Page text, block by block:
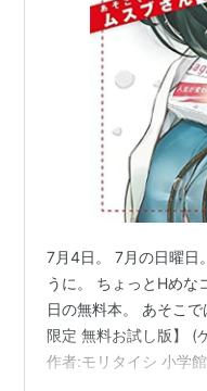
7月4日。 7月の日曜日
うに。 ちょっとHめ
日の無料本。 あそこ
限定 無料お試し版】 (
作者:モリタイシ 小学